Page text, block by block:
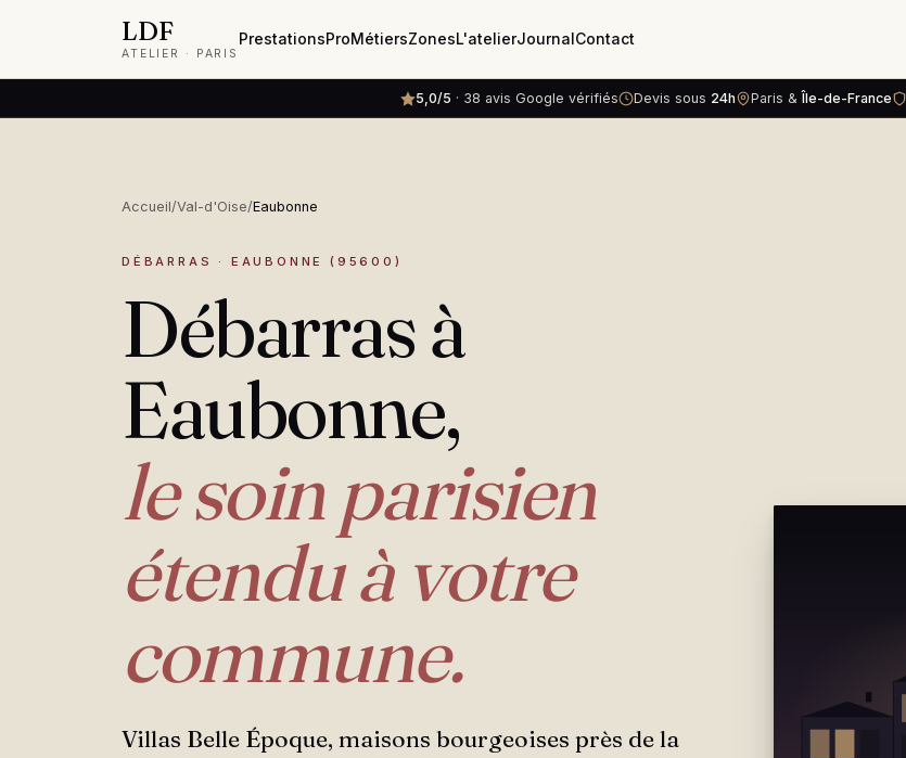
LDF
ATELIER · PARIS
PrestationsProMétiersZonesL'atelierJournalContact
5,0/5 · 38 avis Google vérifiés Devis sous 24h Paris & Île-de-France
Accueil/Val-d'Oise/Eaubonne
DÉBARRAS · EAUBONNE (95600)
Débarras à
Eaubonne,
le soin parisien
étendu à votre
commune.
Villas Belle Époque, maisons bourgeoises près de la